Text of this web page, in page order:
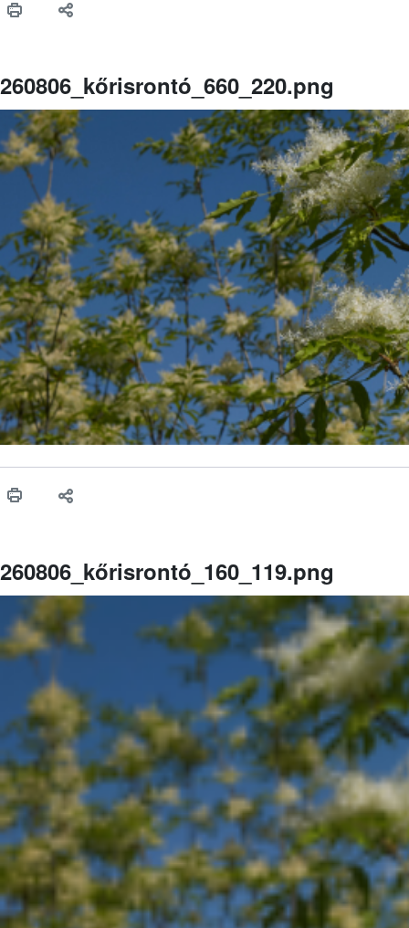
260806_kőrisrontó_660_220.png
260806_kőrisrontó_160_119.png